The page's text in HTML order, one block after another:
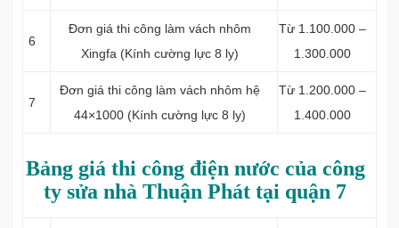
6
Đơn giá thi công làm vách nhôm
Xingfa (Kính cường lực 8 ly)
Từ 1.100.000 –
1.300.000
7
Đơn giá thi công làm vách nhôm hệ
44×1000 (Kính cường lực 8 ly)
Từ 1.200.000 –
1.400.000
Bảng giá thi công điện nước của công
ty sửa nhà Thuận Phát tại quận 7